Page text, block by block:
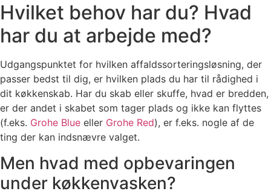
Hvilket behov har du? Hvad
har du at arbejde med?
Udgangspunktet for hvilken affaldssorteringsløsning, der
passer bedst til dig, er hvilken plads du har til rådighed i
dit køkkenskab. Har du skab eller skuffe, hvad er bredden,
er der andet i skabet som tager plads og ikke kan flyttes
(f.eks. Grohe Blue eller Grohe Red), er f.eks. nogle af de
ting der kan indsnævre valget.
Men hvad med opbevaringen
under køkkenvasken?